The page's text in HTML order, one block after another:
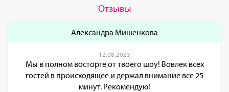
Отзывы
Александра Мишенкова
12.08.2023
Мы в полном восторге от твоего шоу! Вовлек всех
гостей в происходящее и держал внимание все 25
минут. Рекомендую!